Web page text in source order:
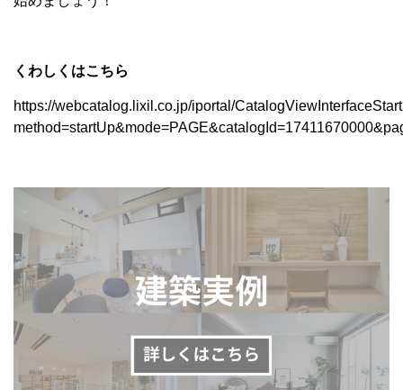
くわしくはこちら
https://webcatalog.lixil.co.jp/iportal/